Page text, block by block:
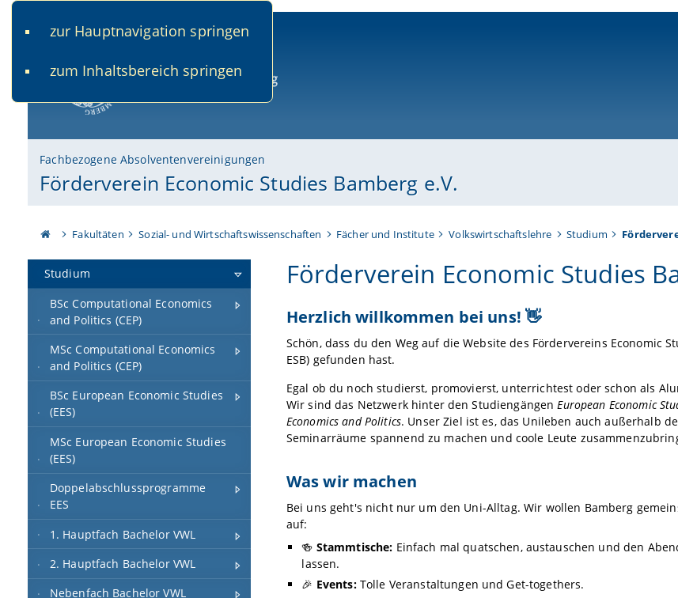
zur Hauptnavigation springen
zum Inhaltsbereich springen
Fachbezogene Absolventenvereinigungen
Förderverein Economic Studies Bamberg e.V.
Fakultäten Sozial- und Wirtschaftswissenschaften Fächer und Institute Volkswirtschaftslehre Studium
Studium
BSc Computational Economics
and Politics (CEP)
MSc Computational Economics
and Politics (CEP)
BSc European Economic Studies
(EES)
MSc European Economic Studies
(EES)
Doppelabschlussprogramme
EES
1. Hauptfach Bachelor VWL
2. Hauptfach Bachelor VWL
Nebenfach Bachelor VWL
Förderverein Economic Studies
Herzlich willkommen bei uns! 👋
Schön, dass du den Weg auf die Website des Fördervereins Economic
ESB) gefunden hast.
Egal ob du noch studierst, promovierst, unterrichtest oder schon als
Wir sind das Netzwerk hinter den StudiengängenEuropean Economic
Economics and Politics. Unser Ziel ist es, das Unileben auch außerhalb
Seminarräume spannend zu machen und coole Leute
Was wir machen
Bei uns geht's nicht nur um den Uni-Alltag. Wir wollen Bamberg
auf:
🍻 Stammtische: Einfach mal quatschen, austauschen und den
lassen.
🎉 Events:Tolle Veranstaltungen und Get-togethers.